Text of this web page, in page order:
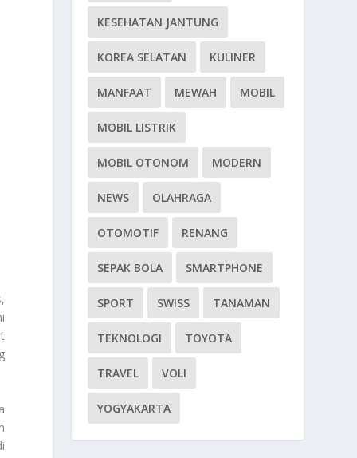
KESEHATAN JANTUNG
KOREA SELATAN KULINER
MANFAAT MEWAH MOBIL
MOBIL LISTRIK
MOBIL OTONOM MODERN
NEWS OLAHRAGA
OTOMOTIF RENANG
SEPAK BOLA SMARTPHONE
SPORT SWISS TANAMAN
TEKNOLOGI TOYOTA
TRAVEL VOLI
YOGYAKARTA